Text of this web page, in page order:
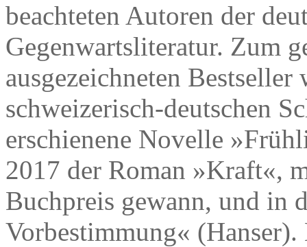
beachteten Autoren der
Gegenwartsliteratur. Zum
ausgezeichneten
schweizerisch-deutschen
erschienene Novelle
2017 der Roman »Kraft«,
Buchpreis gewann, und in
Vorbestimmung«